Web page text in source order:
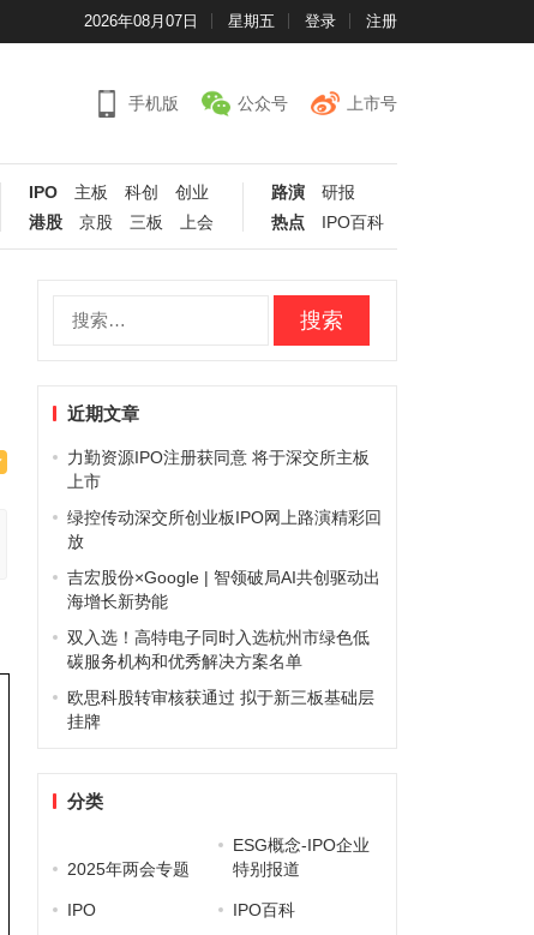
2026年08月07日 星期五 登录 注册
手机版 公众号 上市号
IPO 主板 科创
创业
港股
京股 三板 上会
路演
研报
热点
IPO百科
近期文章
力勤资源IPO注册获同意 将于深交所主板
上市
绿控传动深交所创业板IPO网上路演精彩回
放
吉宏股份×Google | 智领破局AI共创驱动出
海增长新势能
双入选！高特电子同时入选杭州市绿色低
碳服务机构和优秀解决方案名单
欧思科股转审核获通过 拟于新三板基础层
挂牌
分类
2025年两会专题
ESG概念-IPO企业
特别报道
IPO IPO百科